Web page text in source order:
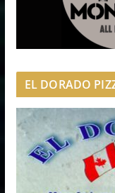
EL DORADO